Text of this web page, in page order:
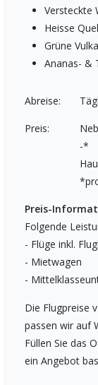
Versteckte
Heisse
Grüne
Ananas- &
Abreise:
Preis:
-*
Preis-
Folgende
- Flüge inkl.
- Mietwagen
-
Die Flugpreise
passen wir auf
Füllen Sie das
ein Angebot